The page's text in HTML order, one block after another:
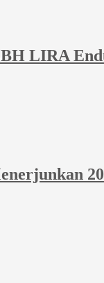
LIRA
20